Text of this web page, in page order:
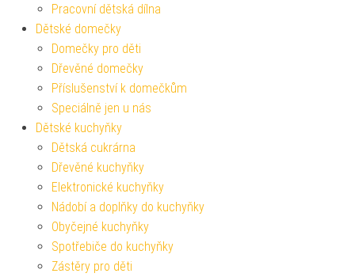
Pracovní dětská dílna
Dětské domečky
Domečky pro děti
Dřevěné domečky
Příslušenství k domečkům
Speciálně jen u nás
Dětské kuchyňky
Dětská cukrárna
Dřevěné kuchyňky
Elektronické kuchyňky
Nádobí a doplňky do kuchyňky
Obyčejné kuchyňky
Spotřebiče do kuchyňky
Zástěry pro děti